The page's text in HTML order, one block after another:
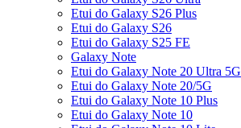
Etui do Galaxy S26 Plus
Etui do Galaxy S26
Etui do Galaxy S25 FE
Galaxy Note
Etui do Galaxy Note 20 Ultra 5G
Etui do Galaxy Note 20/5G
Etui do Galaxy Note 10 Plus
Etui do Galaxy Note 10